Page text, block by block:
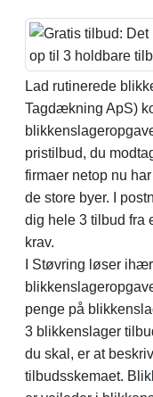
Lad rutinerede
Tagdækning ApS)
pristilbud, du
firmaer netop nu
de store byer. I
dig hele 3 tilbud fra
krav.
I Støvring løser
penge på
3 blikkenslager
du skal, er at
tilbudsskemaet.